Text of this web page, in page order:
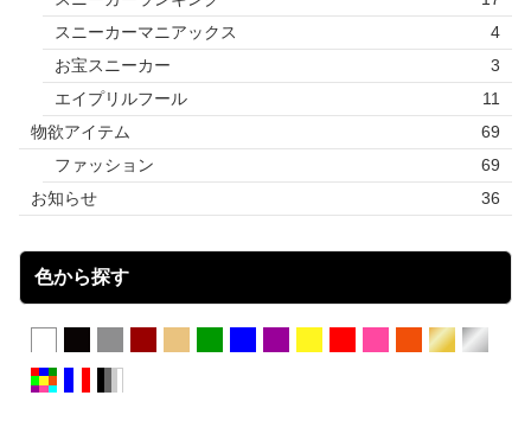
スニーカーマニアックス
4
お宝スニーカー
3
エイプリルフール
11
物欲アイテム
69
ファッション
69
お知らせ
36
色から探す